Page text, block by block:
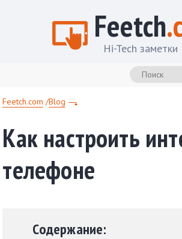
Feetch
Hi-Tech заметки
Feetch.com Blog
Как настроить
телефоне
Содержание: